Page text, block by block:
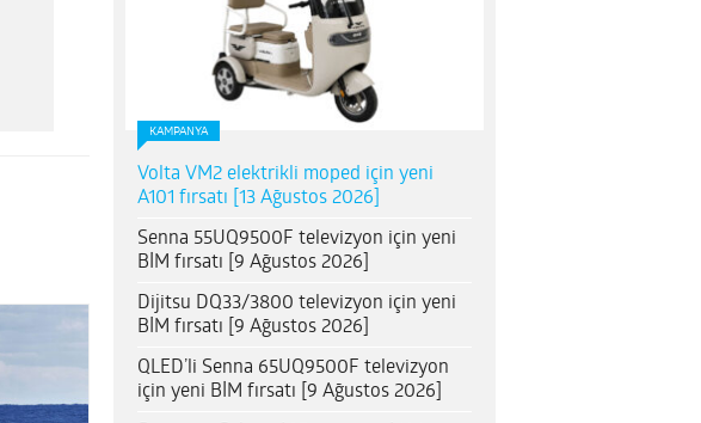
KAMPANYA
Volta VM2 elektrikli moped için yeni
A101 fırsatı [13 Ağustos 2026]
Senna 55UQ9500F televizyon için yeni
BİM fırsatı [9 Ağustos 2026]
Dijitsu DQ33/3800 televizyon için yeni
BİM fırsatı [9 Ağustos 2026]
QLED’li Senna 65UQ9500F televizyon
için yeni BİM fırsatı [9 Ağustos 2026]